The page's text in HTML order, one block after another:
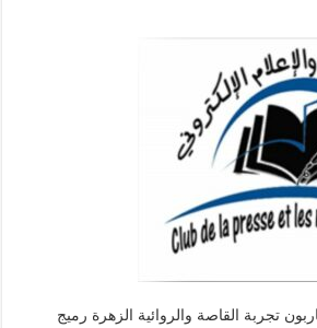
تجربة القاصة والروائية الزهرة رميج